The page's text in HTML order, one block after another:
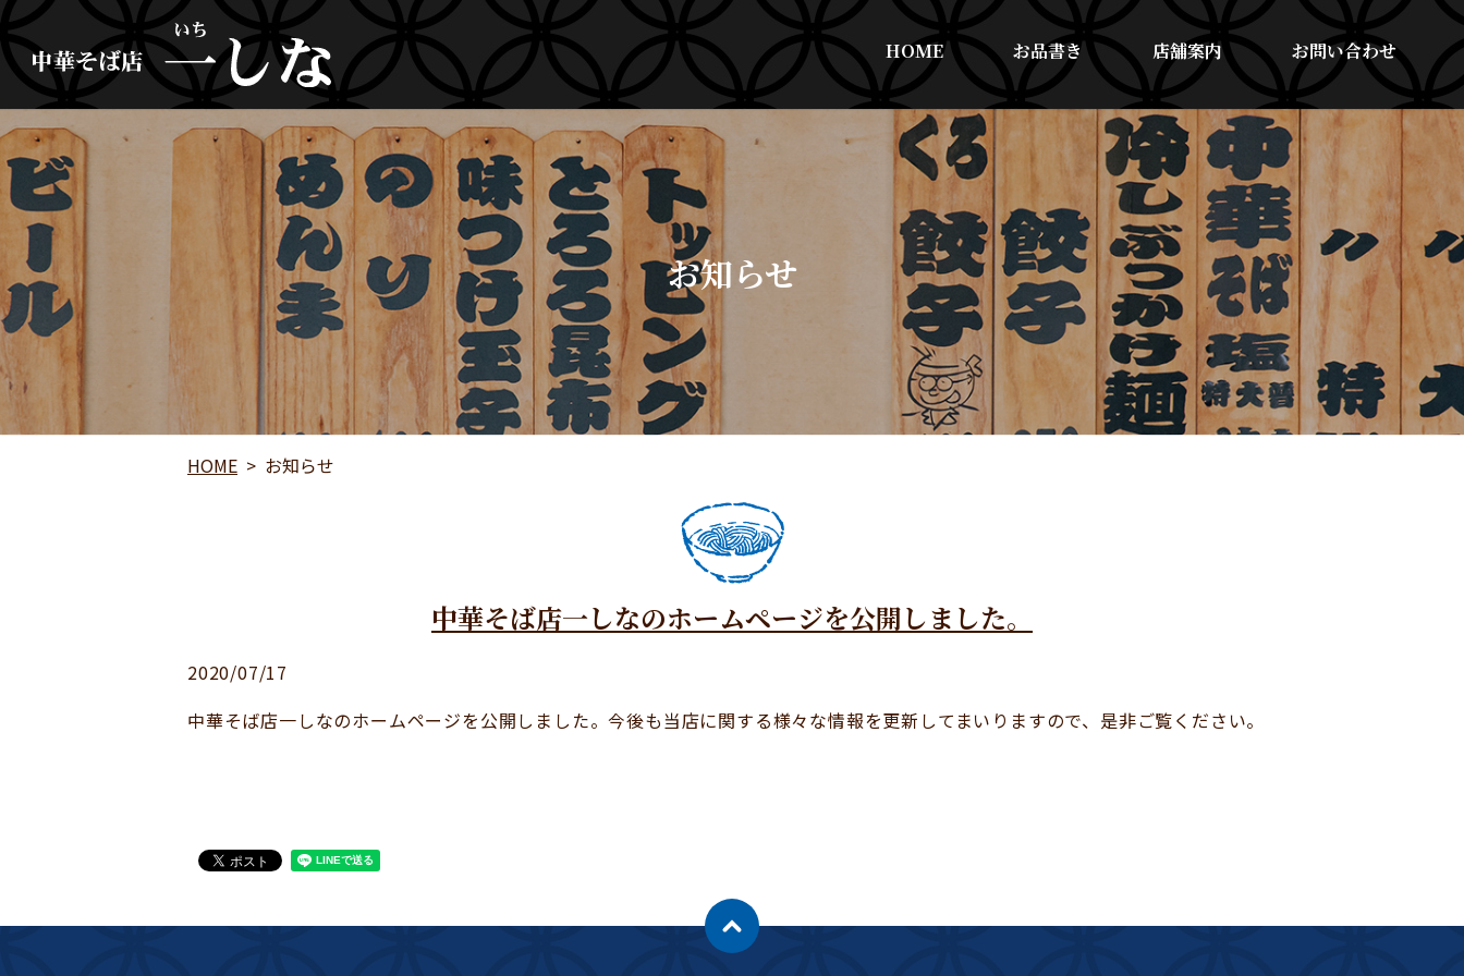
HOME お品書き 店舗案内 お問い合わせ
お知らせ
HOME お知らせ
中華そば店一しなのホームページを公開しました。
2020/07/17
中華そば店一しなのホームページを公開しました。今後も当店に関する様々な情報を更新してまいりますので、是非ご覧ください。